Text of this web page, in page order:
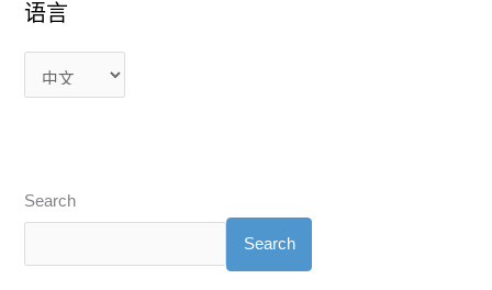
语言
Search
Search